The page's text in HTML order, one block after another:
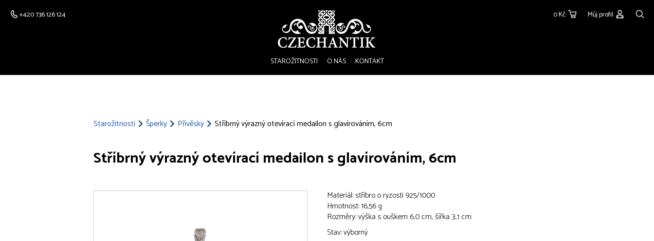
+420 736 126 124 0 Kč Můj profil
STAROŽITNOSTI O NÁS KONTAKT
Starožitnosti Šperky Přívěsky Stříbrný výrazný otevírací medailon s glavírováním, 6cm
Stříbrný výrazný otevírací medailon s glavírováním, 6cm
Materiál: stříbro o ryzosti 925/1000
Hmotnost: 16,56 g
Rozměry: výška s ouškem 6,0 cm, šířka 3,1 cm
Stav: výborný